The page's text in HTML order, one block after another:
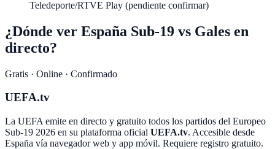
Teledeporte/RTVE Play (pendiente confirmar)
¿Dónde ver España Sub-19 vs Gales en
directo?
Gratis · Online · Confirmado
UEFA.tv
La UEFA emite en directo y gratuito todos los partidos del Europeo
Sub-19 2026 en su plataforma oficial UEFA.tv. Accesible desde
España vía navegador web y app móvil. Requiere registro gratuito.